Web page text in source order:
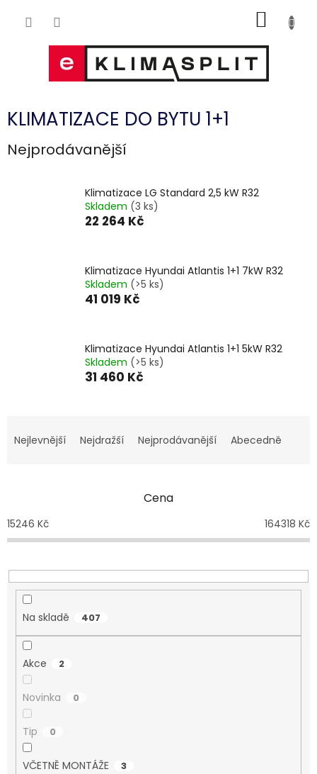
KOŠÍK
KLIMATIZACE DO BYTU 1+1
Nejprodávanější
Klimatizace LG Standard 2,5 kW R32
Skladem (3 ks)
22 264 Kč
Klimatizace Hyundai Atlantis 1+1 7kW R32
Skladem (>5 ks)
41 019 Kč
Klimatizace Hyundai Atlantis 1+1 5kW R32
Skladem (>5 ks)
31 460 Kč
a
p
r
o
u
Nejlevnější Nejdražší Nejprodávanější Abecedně
Cena
15246 Kč 164318 Kč
Na skladě 407
Akce 2
Novinka 0
Tip 0
VČETNĚ MONTÁŽE 3